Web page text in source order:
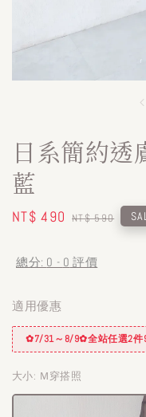
日系簡約透
藍
Sale
NT$ 490 Regular
NT$ 590
總分: 0 - 0 評價
適用優惠
✿7/31～8/9✿全站任選2件
大小: Ｍ穿搭照